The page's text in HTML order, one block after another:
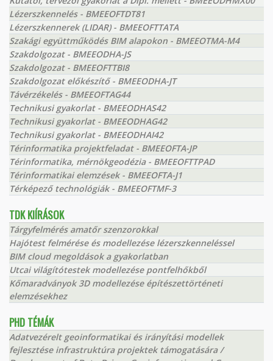
Lézerszkennelés - BMEEOFTDT81
Lézerszkennerek (LIDAR) - BMEEOFTTATA
Szakági együttműködés BIM alapokon - BMEEOTMA-M4
Szakdolgozat - BMEEODHA-JS
Szakdolgozat - BMEEOFTTBI8
Szakdolgozat előkészítő - BMEEODHA-JT
Távérzékelés - BMEEOFTAG44
Technikusi gyakorlat - BMEEODHAS42
Technikusi gyakorlat - BMEEODHAG42
Technikusi gyakorlat - BMEEODHAI42
Térinformatika projektfeladat - BMEEOFTA-JP
Térinformatika, mérnökgeodézia - BMEEOFTTPAD
Térinformatikai elemzések - BMEEOFTA-J1
Térképező technológiák - BMEEOFTMF-3
TDK KIÍRÁSOK
Tárgyfelmérés amatőr szenzorokkal
Hajótest felmérése és modellezése lézerszkenneléssel
BIM cloud megoldások a gyakorlatban
Utcai világítótestek modellezése pontfelhőkből
Kőmaradványok 3D modellezése építészettörténeti
elemzésekhez
PHD TÉMÁK
Adatvezérelt geoinformatikai és irányítási modellek
fejlesztése infrastruktúra projektek támogatására /